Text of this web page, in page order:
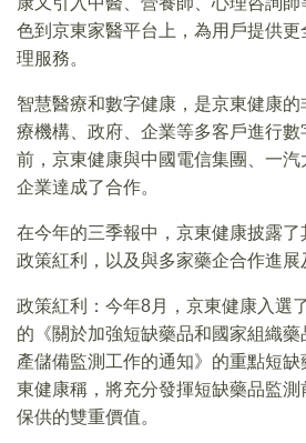
色到京東家醫平台上，為用戶提供
理服務。
智慧醫療和數字健康，是京東健康
療機構、政府、企業等多客戶進行數
前，京東健康與中國電信集團、一
企業達成了合作。
在今年的三季報中，京東健康披露
政策紅利，以及與多家藥企合作進展
政策紅利：今年8月，京東健康入選
的《關於加強短缺藥品和國家組織
產儲備監測工作的通知》的重點短
東健康稱，將充分發揮短缺藥品監
保供的雙重價值。